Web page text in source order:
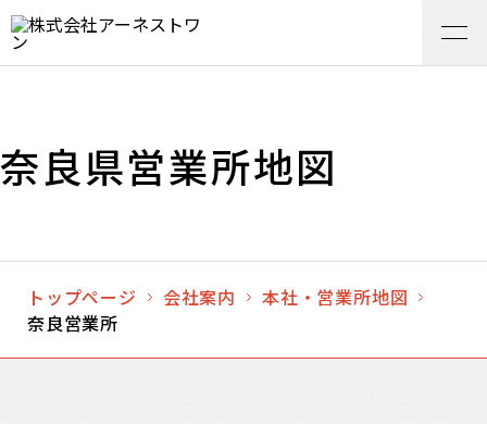
奈良県営業所地図
トップページ 会社案内
本社・営業所地図
奈良営業所